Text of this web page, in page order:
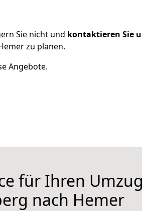
Sie nicht und kontaktieren Sie
zu planen.
Angebote.
für Ihren Umzug
nach Hemer